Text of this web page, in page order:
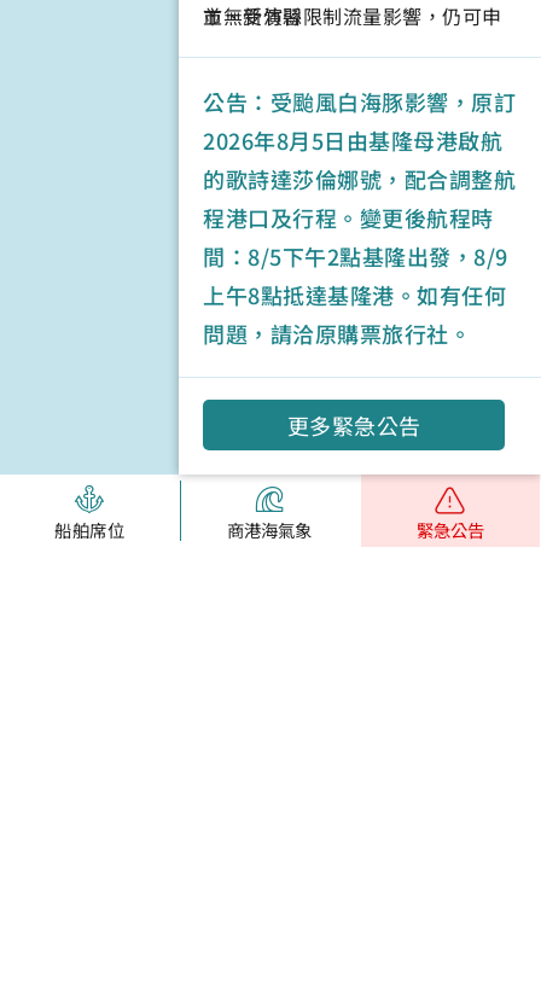
船舶席位 商港海氣象 緊急公告
市、新竹縣
並無受演習限制流量影響，仍可申
請作業，建議民眾亦可提早申請。
區作業相關系統需以手機查詢資
料，請避開演習時段申請或查詢！
語音通話與文字簡訊沒有受影響
唷！如有問題請洽02-24206345。
公告：受颱風白海豚影響，原訂
2026年8月5日由基隆母港啟航
的歌詩達莎倫娜號，配合調整航
程港口及行程。變更後航程時
間：8/5下午2點基隆出發，8/9
上午8點抵達基隆港。如有任何
問題，請洽原購票旅行社。
更多緊急公告